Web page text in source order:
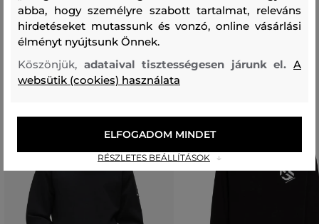
Ajánlott termékek
abba, hogy személyre szabott tartalmat, releváns
hirdetéseket mutassunk és vonzó, online vásárlási
élményt nyújtsunk Önnek.
Köszönjük, adataival tisztességesen járunk el.A
websütik (cookies) használata
RÉSZLETES BEÁLLÍTÁSOK
ELFOGADOM MINDET